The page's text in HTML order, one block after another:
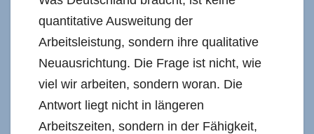
quantitative Ausweitung der
Arbeitsleistung, sondern ihre qualitative
Neuausrichtung. Die Frage ist nicht, wie
viel wir arbeiten, sondern woran. Die
Antwort liegt nicht in längeren
Arbeitszeiten, sondern in der Fähigkeit,